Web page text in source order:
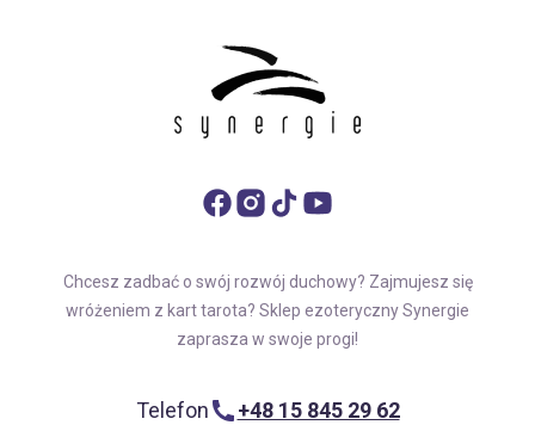
Chcesz zadbać o swój rozwój duchowy? Zajmujesz się
wróżeniem z kart tarota? Sklep ezoteryczny Synergie
zaprasza w swoje progi!
Telefon
+48 15 845 29 62